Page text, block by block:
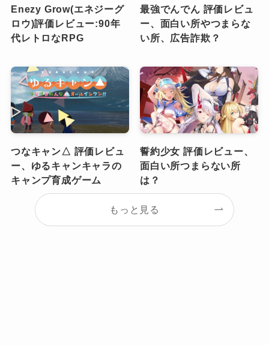
Enezy Grow(エネジーグ
ロウ)評価レビュー:90年
代レトロなRPG
最強でんでん 評価レビュ
ー、面白い所やつまらな
い所、広告詐欺？
つなキャン△ 評価レビュ
ー、ゆるキャンキャラの
キャンプ育成ゲーム
誓約少女 評価レビュー、
面白い所つまらない所
は？
もっと見る